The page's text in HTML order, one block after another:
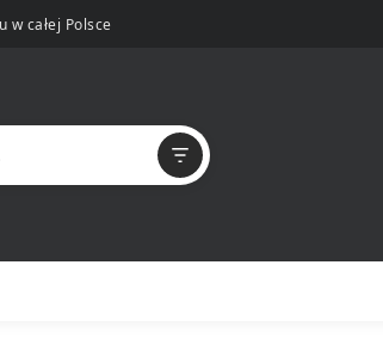
w całej Polsce